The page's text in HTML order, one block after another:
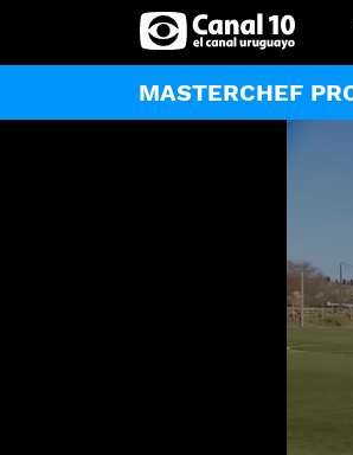
MASTERCHEF